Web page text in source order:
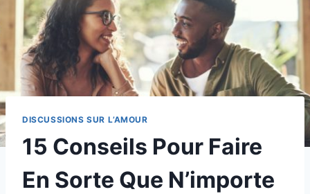
DISCUSSIONS SUR L’AMOUR
15 Conseils Pour Faire
En Sorte Que N’importe